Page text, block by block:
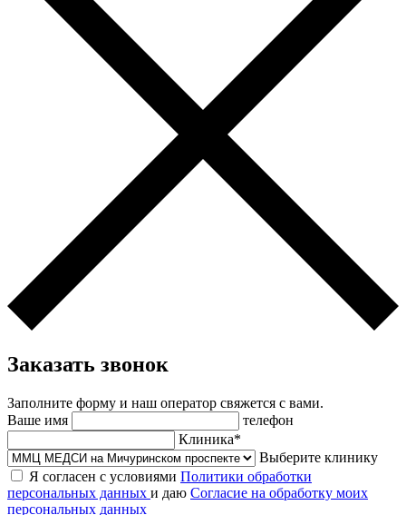
Заказать звонок
Заполните форму и наш оператор свяжется с вами.
Ваше имя
телефон
Клиника*
Выберите клинику
Я согласен с условиями Политики обработки
персональных данных и даю Согласие на обработку моих
персональных данных